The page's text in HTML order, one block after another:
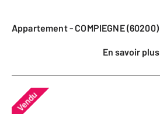
Appartement - COMPIEGNE (60200)
En savoir plus
Vendu